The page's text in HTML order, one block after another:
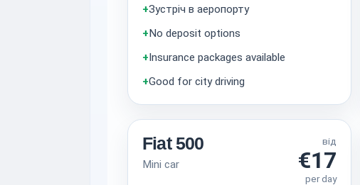
+Зустріч в аеропорту
+No deposit options
+Insurance packages available
+Good for city driving
Fiat 500
Mini car
від
€17
per day